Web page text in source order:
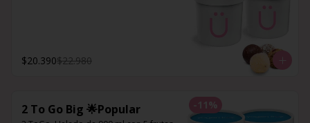
$20.390$22.980
-11 %
2 To Go Big 🌟Popular